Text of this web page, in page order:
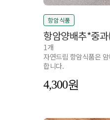
항암 식품
항암양배추*중
1개
자연드림 항암식품은
합니다.
4,300